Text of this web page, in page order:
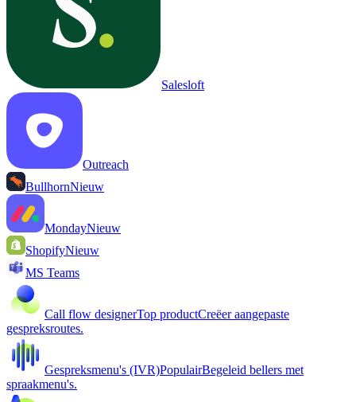
Salesloft
Outreach
BullhornNieuw
MondayNieuw
ShopifyNieuw
MS Teams
Call flow designerTop productCreëer aangepaste
gespreksroutes.
Gespreksmenu's (IVR)PopulairBegeleid bellers met
spraakmenu's.